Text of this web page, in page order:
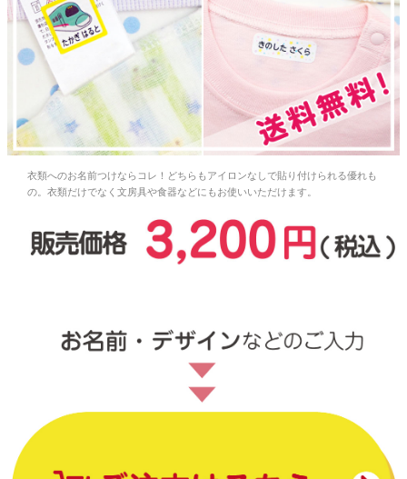
お問い合わせ
お客様へのお知
らせ
衣類へのお名前つけならコレ！どちらもアイロンなしで貼り付けられる優れも
の。衣類だけでなく文房具や食器などにもお使いいただけます。